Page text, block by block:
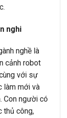
nghi
nghề là
cảnh robot
với sự
làm mới và
Con người có
thủ công,